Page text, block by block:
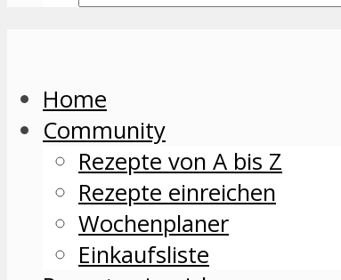
Home
Community
Rezepte von A bis Z
Rezepte einreichen
Wochenplaner
Einkaufsliste